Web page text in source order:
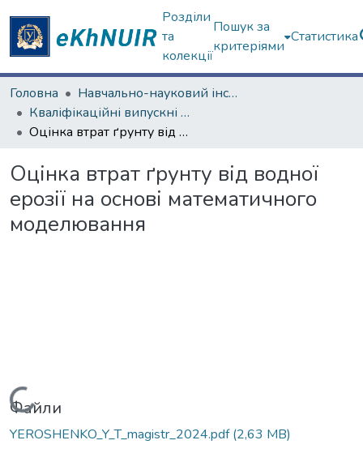
Розділи
та
колекції
Пошук за
критеріями
Статистика
Головна
Навчально-науковий інститут екології, зеленої енергетики та сталого розвитку
Кваліфікаційні випускні роботи магістрів. Навчально-науковий інститут екології, зеленої енергетики та сталого розвитку
Оцінка втрат ґрунту від водної ерозії на основі математичного моделювання
Оцінка втрат ґрунту від водної
ерозії на основі математичного
моделювання
Вантажиться...
Файли
YEROSHENKO_Y_T_magistr_2024.pdf(2,63 MB)